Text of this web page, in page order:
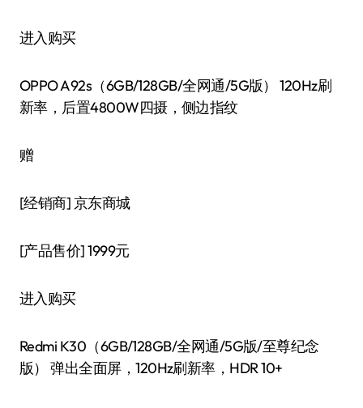
进入购买
OPPO A92s（6GB/128GB/全网通/5G版） 120Hz刷
新率，后置4800W四摄，侧边指纹
赠
[经销商]京东商城
[产品售价]1999元
进入购买
Redmi K30（6GB/128GB/全网通/5G版/至尊纪念
版） 弹出全面屏，120Hz刷新率，HDR 10+